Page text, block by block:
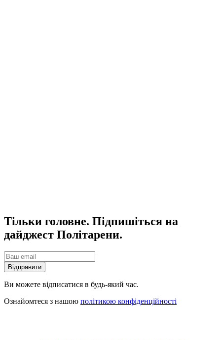
Тільки головне. Підпишіться на
дайджест Політарени.
Відправити
Ви можете відписатися в будь-який час.
Ознайомтеся з нашою політикою конфіденційності